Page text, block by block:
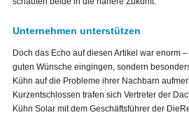
Unternehmen unterstützen
Doch das Echo auf diesen Artikel war enorm
guten Wünsche eingingen, sondern
Kühn auf die Probleme ihrer Nachbarn
Kurzentschlossen trafen sich Vertreter der
Kühn Solar mit dem Geschäftsführer der